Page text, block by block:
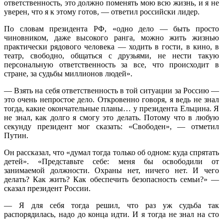
ответственность, это должно поменять мою всю жизнь, и я не
уверен, что я к этому готов, — ответил российски лидер.
По словам президента РФ, «одно дело — быть просто
чиновником, даже высокого ранга, можно жить жизнью
практически рядового человека — ходить в гости, в кино, в
театр, свободно, общаться с друзьями, не нести такую
персональную ответственность за все, что происходит в
стране, за судьбы миллионов людей».
— Взять на себя ответственность в той ситуации за Россию —
это очень непростое дело. Откровенно говоря, я ведь не знал
тогда, какие окончательные планы… у президента Ельцина. Я
не знал, как долго я смогу это делать. Потому что в любую
секунду президент мог сказать: «Свободен», — отметил
Путин.
Он рассказал, что «думал тогда только об одном: куда спрятать
детей». «Представьте себе: меня бы освободили от
занимаемой должности. Охраны нет, ничего нет. И чего
делать? Как жить? Как обеспечить безопасность семьи?» —
сказал президент России.
— Я для себя тогда решил, что раз уж судьба так
распорядилась, надо до конца идти. И я тогда не знал на сто